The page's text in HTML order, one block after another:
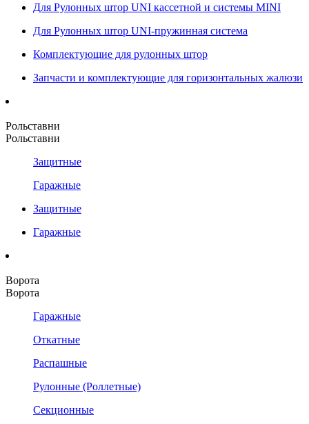
Для Рулонных штор UNI кассетной и системы MINI
Для Рулонных штор UNI-пружинная система
Комплектующие для рулонных штор
Запчасти и комплектующие для горизонтальных жалюзи
Рольставни
Рольставни
Защитные
Гаражные
Защитные
Гаражные
Ворота
Ворота
Гаражные
Откатные
Распашные
Рулонные (Роллетные)
Секционные